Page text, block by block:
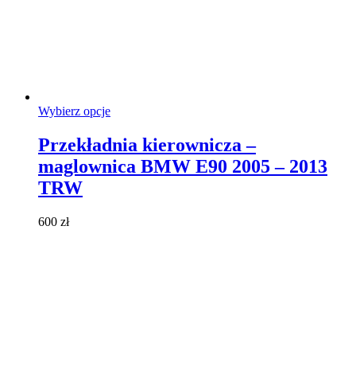
Wybierz opcjeTen
ma
wiele
wariantów.
Przekładnia kierownicza –
maglownica BMW E90 2005 – 2013
TRW
600 zł